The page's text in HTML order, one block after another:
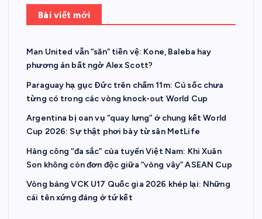
Bài viết mới
Man United vẫn “săn” tiền vệ: Kone, Baleba hay
phương án bất ngờ Alex Scott?
Paraguay hạ gục Đức trên chấm 11m: Cú sốc chưa
từng có trong các vòng knock-out World Cup
Argentina bị oan vụ “quay lưng” ở chung kết World
Cup 2026: Sự thật phơi bày từ sân MetLife
Hàng công “đa sắc” của tuyển Việt Nam: Khi Xuân
Son không còn đơn độc giữa “vòng vây” ASEAN Cup
Vòng bảng VCK U17 Quốc gia 2026 khép lại: Những
cái tên xứng đáng ở tứ kết